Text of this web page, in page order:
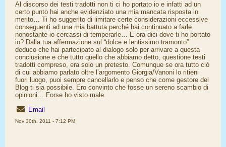
Al discorso dei testi tradotti non ti ci ho portato io e infatti ad un
certo punto hai anche evidenziato una mia mancata risposta in
merito… Ti ho suggerito di limitare certe considerazioni eccessive
conseguenti ad una mia battuta perché hai continuato a farle
nonostante io cercassi di temperarle… E ora dici dove ti ho portato
io? Dalla tua affermazione sul “dolce e lentissimo tramonto”
deduco che hai partecipato al dialogo solo per arrivare a questa
conclusione e che tutto quello che abbiamo detto, questione testi
tradotti compreso, era solo un pretesto. Comunque se ora tutto ciò
di cui abbiamo parlato oltre l’argomento Giorgia/Vanoni lo ritieni
fuori luogo, puoi sempre cancellarlo e penso che come gestore del
Blog ti sia possibile. Ero convinto che fosse un sereno scambio di
opinioni… Forse ho visto male.
Email
Nov 30th, 2011 - 7:12 PM